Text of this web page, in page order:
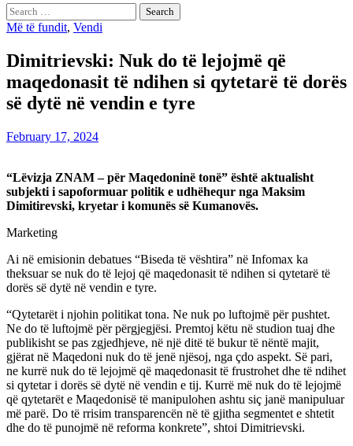
Search
for:
Më të fundit, Vendi
Dimitrievski: Nuk do të lejojmë që
maqedonasit të ndihen si qytetarë të dorës
së dytë në vendin e tyre
February 17, 2024
“Lëvizja ZNAM – për Maqedoninë tonë” është aktualisht
subjekti i sapoformuar politik e udhëhequr nga Maksim
Dimitirevski, kryetar i komunës së Kumanovës.
Marketing
Ai në emisionin debatues “Biseda të vështira” në Infomax ka
theksuar se nuk do të lejoj që maqedonasit të ndihen si qytetarë të
dorës së dytë në vendin e tyre.
“Qytetarët i njohin politikat tona. Ne nuk po luftojmë për pushtet.
Ne do të luftojmë për përgjegjësi. Premtoj këtu në studion tuaj dhe
publikisht se pas zgjedhjeve, në një ditë të bukur të nëntë majit,
gjërat në Maqedoni nuk do të jenë njësoj, nga çdo aspekt. Së pari,
ne kurrë nuk do të lejojmë që maqedonasit të frustrohet dhe të ndihet
si qytetar i dorës së dytë në vendin e tij. Kurrë më nuk do të lejojmë
që qytetarët e Maqedonisë të manipulohen ashtu siç janë manipuluar
më parë. Do të rrisim transparencën në të gjitha segmentet e shtetit
dhe do të punojmë në reforma konkrete”, shtoi Dimitrievski.